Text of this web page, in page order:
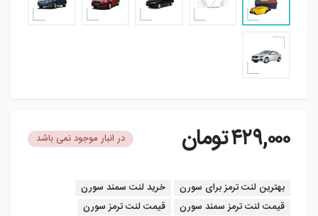
۴۲۹,۰۰۰تومان در انبار موجود نمی باشد
برچسب:
بهترین لنت ترمز برای سورن
خرید لنت سمند سورن
قیمت لنت ترمز سمند سورن
قیمت لنت ترمز سورن